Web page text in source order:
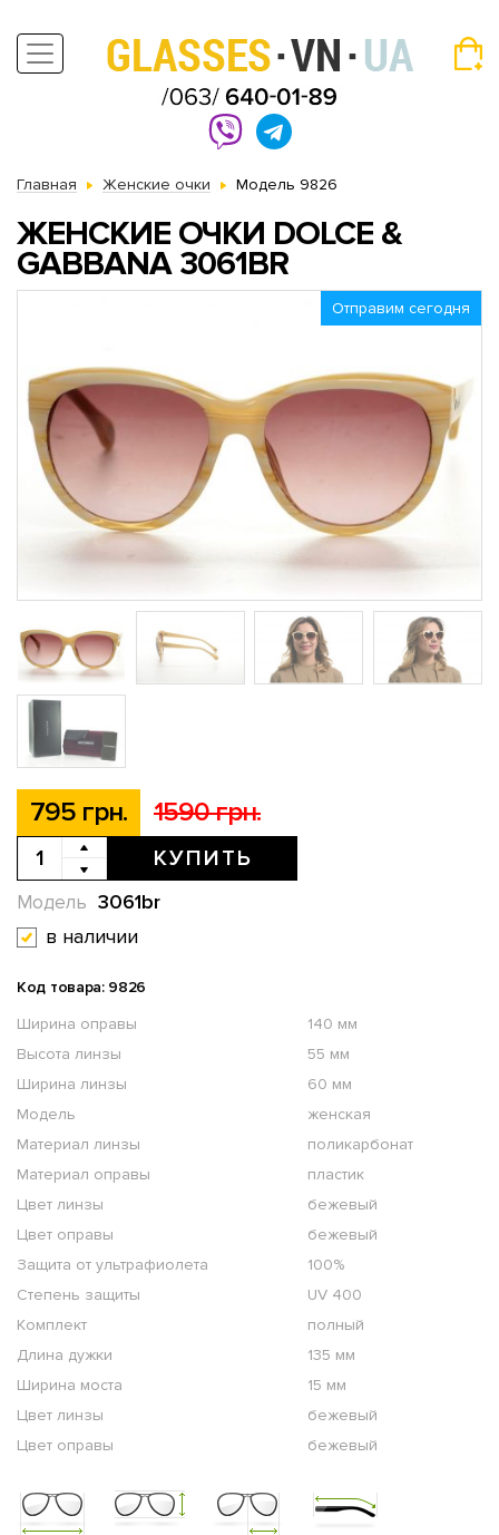
Главная Женские очки Модель 9826
ЖЕНСКИЕ ОЧКИ DOLCE &
GABBANA 3061BR
Отправим сегодня
795 грн. 1590 грн.
КУПИТЬ
3061br
Модель
в наличии
Код товара: 9826
Ширина оправы
140 мм
Высота линзы
55 мм
Ширина линзы
60 мм
Модель
женская
Материал линзы
поликарбонат
Материал оправы
пластик
Цвет линзы
бежевый
Цвет оправы
бежевый
Защита от ультрафиолета
100%
Степень защиты
UV 400
Комплект
полный
Длина дужки
135 мм
Ширина моста
15 мм
Цвет линзы
бежевый
Цвет оправы
бежевый